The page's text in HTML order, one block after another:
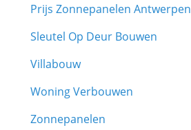
Prijs Zonnepanelen Antwerpen
Sleutel Op Deur Bouwen
Villabouw
Woning Verbouwen
Zonnepanelen